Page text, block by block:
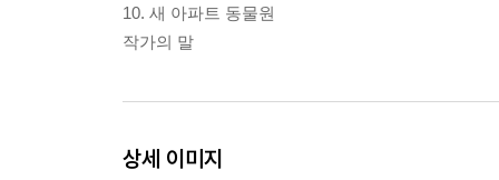
10. 새 아파트 동물원
작가의 말
상세 이미지